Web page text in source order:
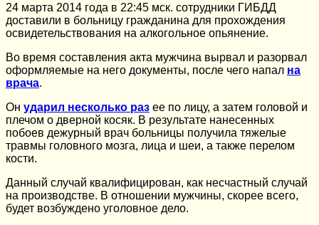
24 марта 2014 года в 22:45 мск. сотрудники ГИБДД
доставили в больницу гражданина для прохождения
освидетельствования на алкогольное опьянение.
Во время составления акта мужчина вырвал и разорвал
оформляемые на него документы, после чего напал на
врача.
Он ударил несколько раз ее по лицу, а затем головой и
плечом о дверной косяк. В результате нанесенных
побоев дежурный врач больницы получила тяжелые
травмы головного мозга, лица и шеи, а также перелом
кости.
Данный случай квалифицирован, как несчастный случай
на производстве. В отношении мужчины, скорее всего,
будет возбуждено уголовное дело.